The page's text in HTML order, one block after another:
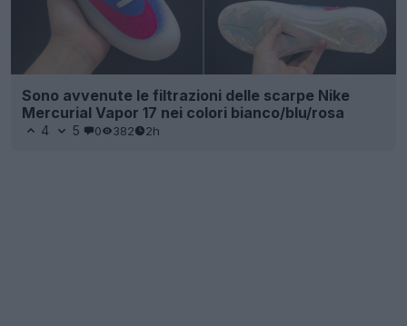
Sono avvenute le filtrazioni delle scarpe Nike
Mercurial Vapor 17 nei colori bianco/blu/rosa
4 5 0 382 2h